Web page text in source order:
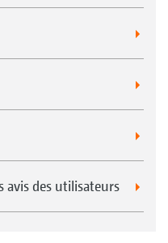
avis des utilisateurs